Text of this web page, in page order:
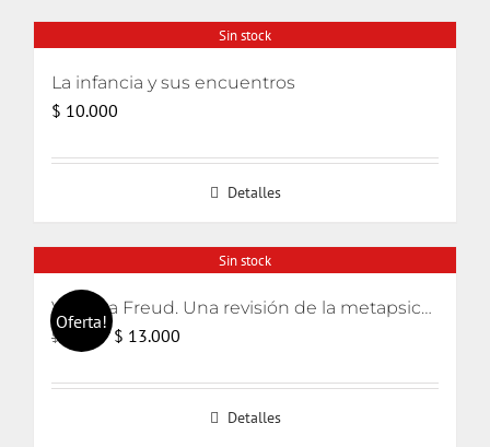
Sin stock
La infancia y sus encuentros
$ 10.000
Detalles
Sin stock
Oferta!
Volver a Freud. Una revisión de la metapsicología freudiana
$
El
original
$ 13.000
actual
Detalles